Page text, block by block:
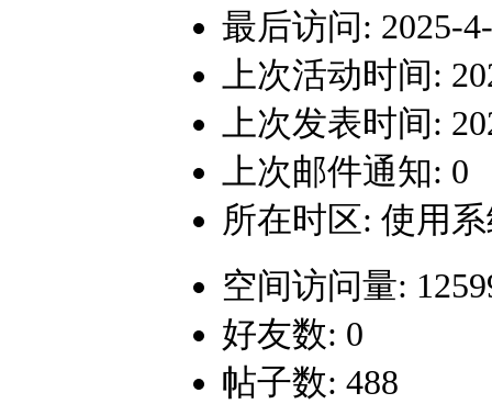
最后访问: 2025-
上次活动时间:
上次发表时间:
上次邮件通知: 0
所在时区: 使用
空间访问量:
好友数: 0
帖子数: 488